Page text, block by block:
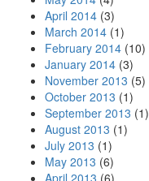
April 2014 (3)
March 2014 (1)
February 2014 (10)
January 2014 (3)
November 2013 (5)
October 2013 (1)
September 2013 (1)
August 2013 (1)
July 2013 (1)
May 2013 (6)
April 2013 (6)